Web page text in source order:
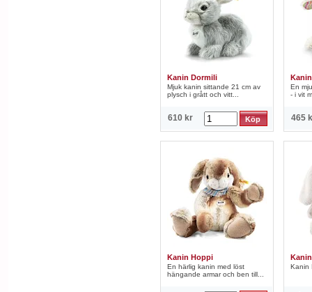
Kanin Dormili
Mjuk kanin sittande 21 cm av
plysch i grått och vitt...
610 kr
En
- i vit
465
Kanin Hoppi
En härlig kanin med löst
hängande armar och ben till...
Kanin